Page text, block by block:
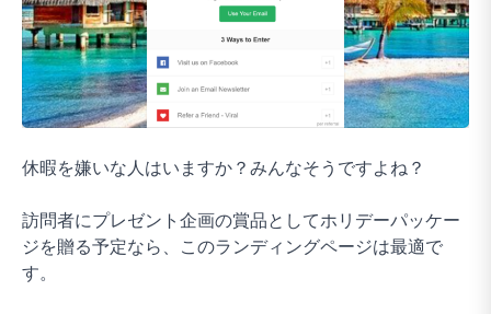
休暇を嫌いな人はいますか？みんなそうですよね？
訪問者にプレゼント企画の賞品としてホリデーパッケー
ジを贈る予定なら、このランディングページは最適で
す。